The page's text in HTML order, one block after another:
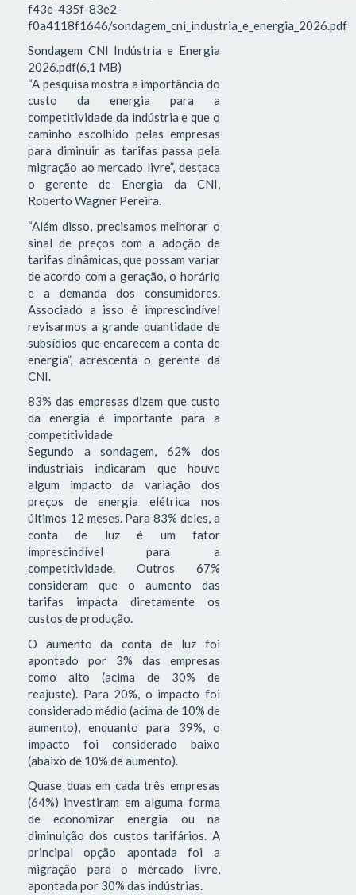
f43e-435f-83e2-
f0a4118f1646/sondagem_cni_industria_e_energia_2026.pdf
Sondagem CNI Indústria e Energia
2026.pdf(6,1 MB)
“A pesquisa mostra a importância do
custo da energia para a
competitividade da indústria e que o
caminho escolhido pelas empresas
para diminuir as tarifas passa pela
migração ao mercado livre”, destaca
o gerente de Energia da CNI,
Roberto Wagner Pereira.
“Além disso, precisamos melhorar o
sinal de preços com a adoção de
tarifas dinâmicas, que possam variar
de acordo com a geração, o horário
e a demanda dos consumidores.
Associado a isso é imprescindível
revisarmos a grande quantidade de
subsídios que encarecem a conta de
energia”, acrescenta o gerente da
CNI.
83% das empresas dizem que custo
da energia é importante para a
competitividade
Segundo a sondagem, 62% dos
industriais indicaram que houve
algum impacto da variação dos
preços de energia elétrica nos
últimos 12 meses. Para 83% deles, a
conta de luz é um fator
imprescindível para a
competitividade. Outros 67%
consideram que o aumento das
tarifas impacta diretamente os
custos de produção.
O aumento da conta de luz foi
apontado por 3% das empresas
como alto (acima de 30% de
reajuste). Para 20%, o impacto foi
considerado médio (acima de 10% de
aumento), enquanto para 39%, o
impacto foi considerado baixo
(abaixo de 10% de aumento).
Quase duas em cada três empresas
(64%) investiram em alguma forma
de economizar energia ou na
diminuição dos custos tarifários. A
principal opção apontada foi a
migração para o mercado livre,
apontada por 30% das indústrias.